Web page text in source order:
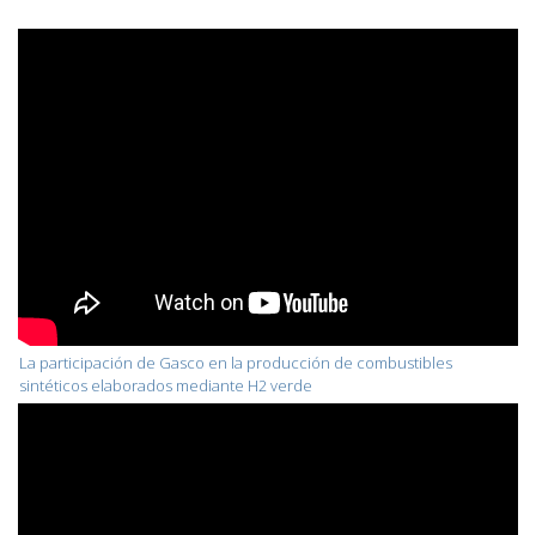
La participación de Gasco en la producción de combustibles
sintéticos elaborados mediante H2 verde